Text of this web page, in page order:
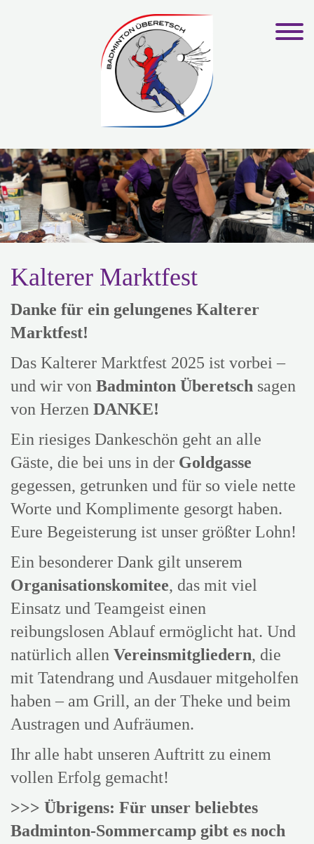
Kalterer Marktfest
Danke für ein gelungenes Kalterer
Marktfest!
Das Kalterer Marktfest 2025 ist vorbei –
und wir von Badminton Überetsch sagen
von Herzen DANKE!
Ein riesiges Dankeschön geht an alle
Gäste, die bei uns in der Goldgasse
gegessen, getrunken und für so viele nette
Worte und Komplimente gesorgt haben.
Eure Begeisterung ist unser größter Lohn!
Ein besonderer Dank gilt unserem
Organisationskomitee, das mit viel
Einsatz und Teamgeist einen
reibungslosen Ablauf ermöglicht hat. Und
natürlich allen Vereinsmitgliedern, die
mit Tatendrang und Ausdauer mitgeholfen
haben – am Grill, an der Theke und beim
Austragen und Aufräumen.
Ihr alle habt unseren Auftritt zu einem
vollen Erfolg gemacht!
>>> Übrigens: Für unser beliebtes
Badminton-Sommercamp gibt es noch